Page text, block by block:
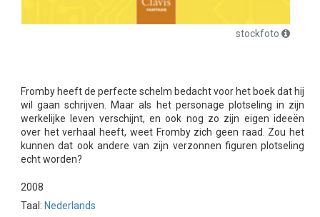
stockfoto
Fromby heeft de perfecte schelm bedacht voor het boek dat hij
wil gaan schrijven. Maar als het personage plotseling in zijn
werkelijke leven verschijnt, en ook nog zo zijn eigen ideeën
over het verhaal heeft, weet Fromby zich geen raad. Zou het
kunnen dat ook andere van zijn verzonnen figuren plotseling
echt worden?
2008
Taal: Nederlands